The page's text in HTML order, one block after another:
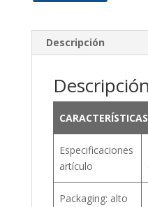
Descripción
Descripción
CARACTERÍSTICAS
Especificaciones
artículo
Packaging: alto